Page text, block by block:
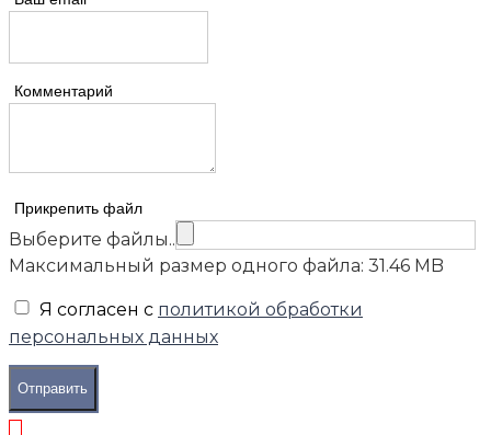
Комментарий
Прикрепить файл
Выберите файлы..
Максимальный размер одного файла: 31.46 MB
Я согласен с политикой обработки
персональных данных
Отправить